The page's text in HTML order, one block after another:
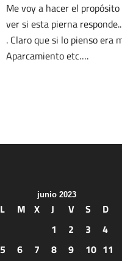
Me voy a hacer el
ver si esta pierna
. Claro que si lo pienso era
Aparcamiento etc….
junio 2023
L M X J V S
D
1
2 3
4
5
6 7 8 9 10 11